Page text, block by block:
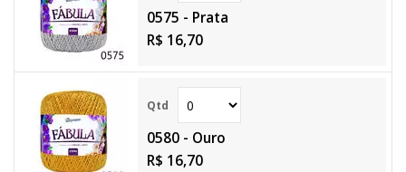
0575 - Prata
R$ 16,70
0580 - Ouro
R$ 16,70